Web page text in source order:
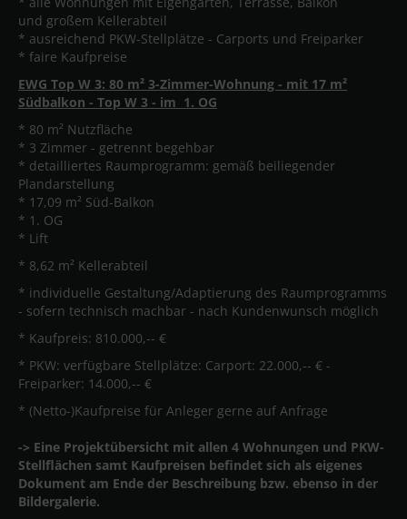
und großem Kellerabteil
* ausreichend PKW-Stellplätze - Carports und Freiparker
* faire Kaufpreise
EWG Top W 3: 80 m² 3-Zimmer-Wohnung - mit 17 m²
Südbalkon - Top W 3 - im 1. OG
* 80 m² Nutzfläche
* 3 Zimmer - getrennt begehbar
* detailliertes Raumprogramm: gemäß beiliegender
Plandarstellung
* 17,09 m² Süd-Balkon
* 1. OG
* Lift
* 8,62 m² Kellerabteil
* individuelle Gestaltung/Adaptierung des Raumprogramms
- sofern technisch machbar - nach Kundenwunsch möglich
* Kaufpreis: 810.000,-- €
* PKW: verfügbare Stellplätze: Carport: 22.000,-- € -
Freiparker: 14.000,-- €
* (Netto-)Kaufpreise für Anleger gerne auf Anfrage
-> Eine Projektübersicht mit allen 4 Wohnungen und PKW-
Stellflächen samt Kaufpreisen befindet sich als eigenes
Dokument am Ende der Beschreibung bzw. ebenso in der
Bildergalerie.